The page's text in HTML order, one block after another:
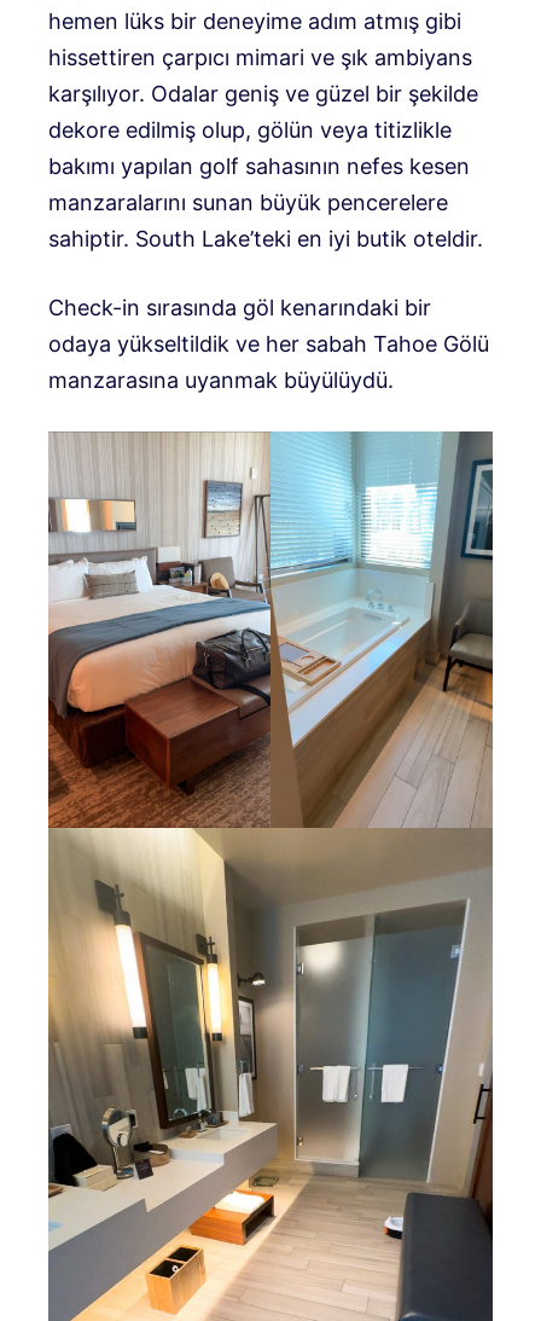
hemen lüks bir deneyime adım atmış gibi
hissettiren çarpıcı mimari ve şık ambiyans
karşılıyor. Odalar geniş ve güzel bir şekilde
dekore edilmiş olup, gölün veya titizlikle
bakımı yapılan golf sahasının nefes kesen
manzaralarını sunan büyük pencerelere
sahiptir. South Lake’teki en iyi butik oteldir.
Check-in sırasında göl kenarındaki bir
odaya yükseltildik ve her sabah Tahoe Gölü
manzarasına uyanmak büyülüydü.